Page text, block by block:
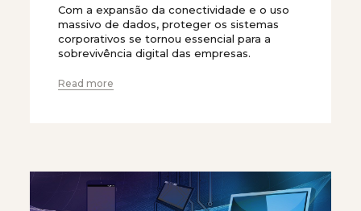
Com a expansão da conectividade e o uso
massivo de dados, proteger os sistemas
corporativos se tornou essencial para a
sobrevivência digital das empresas.
Read more